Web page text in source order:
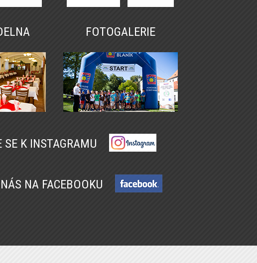
FOTOGALERIE
SE K INSTAGRAMU
NA FACEBOOKU